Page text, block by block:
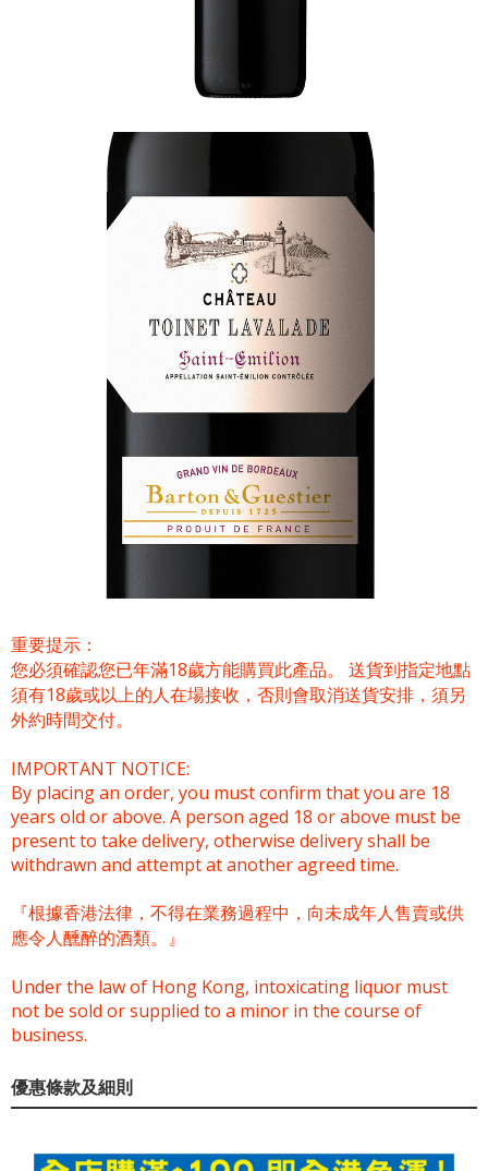
重要提示：
您必須確認您已年滿18歲方能購買此產品。 送貨到指定地點
須有18歲或以上的人在場接收，否則會取消送貨安排，須另
外約時間交付。
IMPORTANT NOTICE:
By placing an order, you must confirm that you are 18
years old or above. A person aged 18 or above must be
present to take delivery, otherwise delivery shall be
withdrawn and attempt at another agreed time.
『根據香港法律，不得在業務過程中，向未成年人售賣或供
應令人醺醉的酒類。』
Under the law of Hong Kong, intoxicating liquor must
not be sold or supplied to a minor in the course of
business.
優惠條款及細則